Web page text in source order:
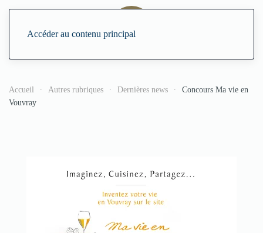
Accéder au contenu principal
Accueil Autres rubriques Dernières news
Concours Ma vie en
Vouvray